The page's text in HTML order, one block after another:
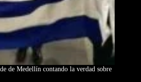
de Medellín contando la verdad sobre